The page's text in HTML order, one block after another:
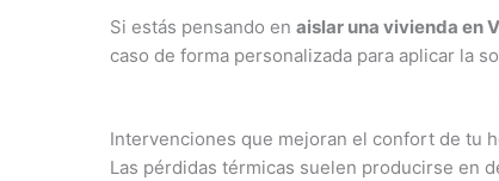
Si estás pensando en aislar una vivienda en
caso de forma personalizada para aplicar la
Intervenciones que mejoran el confort de tu
Las pérdidas térmicas suelen producirse en